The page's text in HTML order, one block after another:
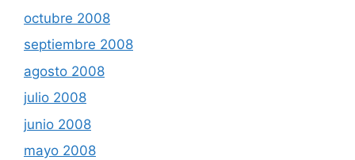
octubre 2008
septiembre 2008
agosto 2008
julio 2008
junio 2008
mayo 2008